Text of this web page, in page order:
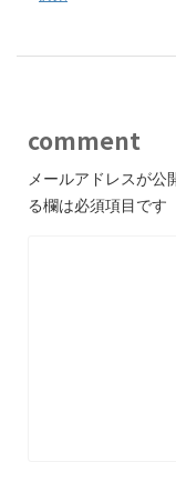
comment
メールアドレスが公
る欄は必須項目です